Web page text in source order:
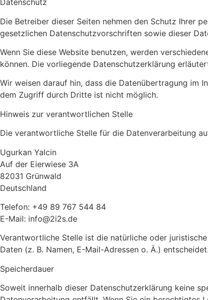
Datenschutz
Die Betreiber dieser Seiten nehmen den Schutz Ihrer
gesetzlichen Datenschutzvorschriften sowie dieser
Wenn Sie diese Website benutzen, werden
können. Die vorliegende Datenschutzerklärung
Wir weisen darauf hin, dass die Datenübertragung im
dem Zugriff durch Dritte ist nicht möglich.
Hinweis zur verantwortlichen Stelle
Die verantwortliche Stelle für die Datenverarbeitung
Ugurkan Yalcin
Auf der Eierwiese 3A
82031 Grünwald
Deutschland
Telefon: +49 89 767 544 84
E-Mail: info@2i2s.de
Verantwortliche Stelle ist die natürliche oder
Daten (z. B. Namen, E-Mail-Adressen o. Ä.) entscheidet.
Speicherdauer
Soweit innerhalb dieser Datenschutzerklärung keine